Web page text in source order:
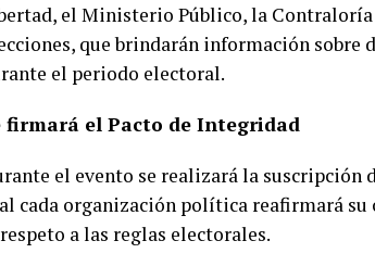
el Ministerio Público, la Contraloría
que brindarán información sobre
el periodo electoral.
firmará el Pacto de Integridad
el evento se realizará la suscripción
cada organización política reafirmará
a las reglas electorales.